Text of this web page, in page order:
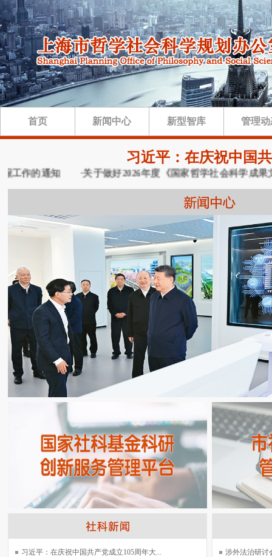
首页 新闻中心 新型智库 管理
习近平：在庆祝中国
的通知 ·关于做好2026年度《国家哲学社会科学成果文库
习近平：在庆祝中国共产党成立105周年大... 涉外法治研讨